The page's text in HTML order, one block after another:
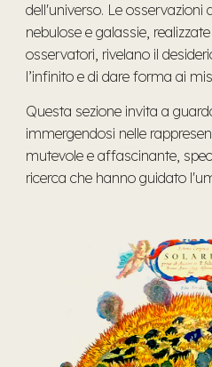
dell'universo. Le
nebulose e galassie,
osservatori, rivelano il
l’infinito e di dare forma ai
Questa sezione invita a
immergendosi nelle
mutevole e affascinante,
ricerca che hanno guidato